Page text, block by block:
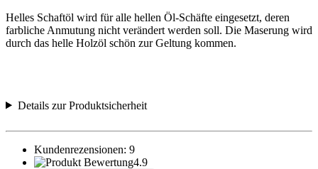
Helles Schaftöl wird für alle hellen Öl-Schäfte eingesetzt, deren
farbliche Anmutung nicht verändert werden soll. Die Maserung wird
durch das helle Holzöl schön zur Geltung kommen.
Details zur Produktsicherheit
Kundenrezensionen: 9
4.9